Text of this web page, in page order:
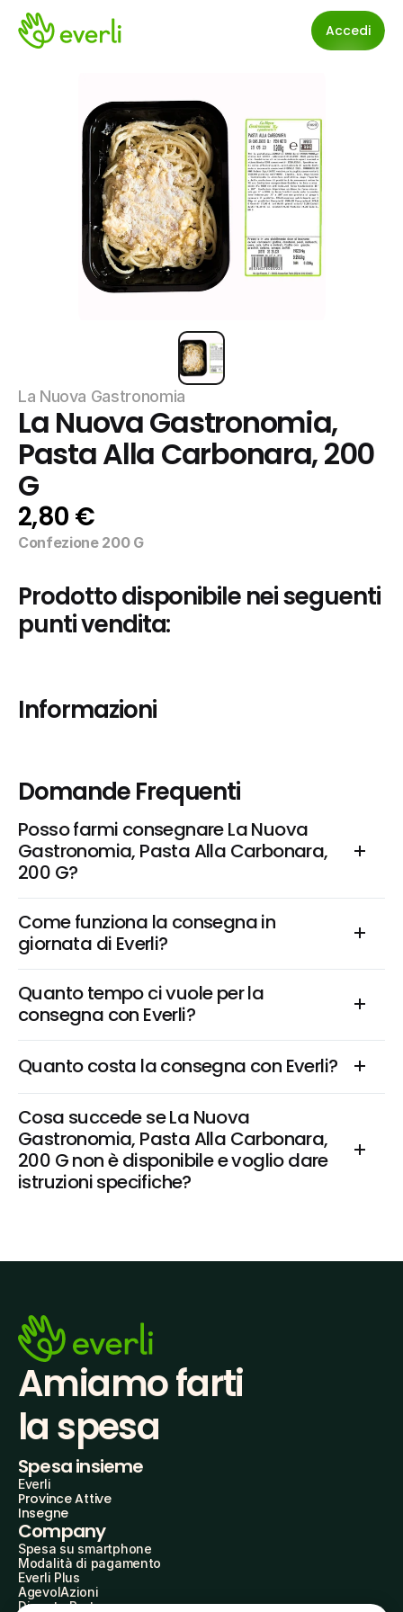
Accedi
La Nuova Gastronomia
La Nuova Gastronomia,
Pasta Alla Carbonara, 200
G
2,80 €
Confezione 200 G
Prodotto disponibile nei seguenti
punti vendita:
Informazioni
Domande Frequenti
Posso farmi consegnare La Nuova
Gastronomia, Pasta Alla Carbonara,
200 G?
Come funziona la consegna in
giornata di Everli?
Quanto tempo ci vuole per la
consegna con Everli?
Quanto costa la consegna con Everli?
Cosa succede se La Nuova
Gastronomia, Pasta Alla Carbonara,
200 G non è disponibile e voglio dare
istruzioni specifiche?
Amiamo farti
la spesa
Spesa insieme
Everli
Province Attive
Insegne
Company
Spesa su smartphone
Modalità di pagamento
Everli Plus
AgevolAzioni
Diventa Partner